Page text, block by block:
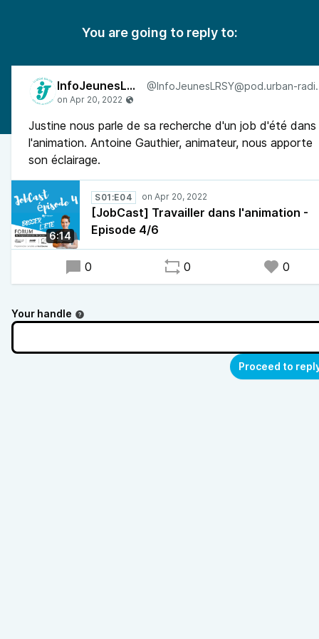
You are going to reply to:
InfoJeunesLRSY
Justine nous parle de sa recherche d'un job d'été dans
l'animation. Antoine Gauthier, animateur, nous apporte
son éclairage.
6:14
S01:E04
[JobCast] Travailler dans l'animation -
Episode 4/6
0 0 0
Your handle
Proceed to